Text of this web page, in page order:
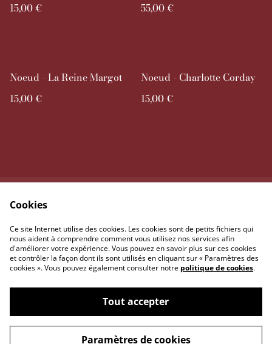
15,00 €
55,00 €
Noeud - La Reine Margot
15,00 €
Noeud - Charlotte Corday
15,00 €
Politique de
confidentialité
Politique de cookies
©2026freinod-store
Cookies
Ce site Internet utilise des cookies. Les cookies sont de petits fichiers qui
nous aident à comprendre comment vous utilisez nos services afin
d'améliorer votre expérience. Vous pouvez en savoir plus sur ces cookies
et contrôler la façon dont ils sont utilisés en cliquant sur « Paramètres des
cookies ». Vous pouvez également consulter notre politique de cookies.
Tout accepter
Paramètres de cookies